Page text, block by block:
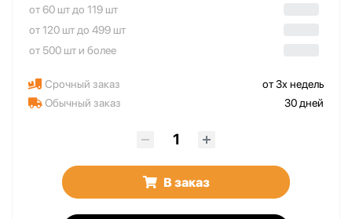
от 60 шт до 119 шт
от 120 шт до 499 шт
от 500 шт и более
Срочный заказ
от 3х недель
Обычный заказ
30 дней
В заказ